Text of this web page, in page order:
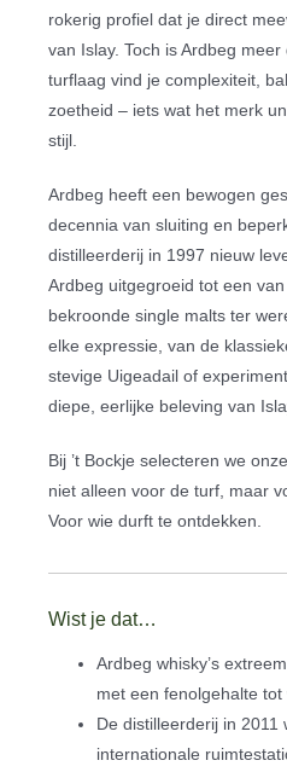
Contact
rokerig profiel dat je direct
van Islay. Toch is Ardbeg
turflaag vind je complexiteit,
zoetheid – iets wat het merk
stijl.
Ardbeg heeft een bewogen
decennia van sluiting en
distilleerderij in 1997 nieuw
Ardbeg uitgegroeid tot een
bekroonde single malts ter
elke expressie, van de
stevige Uigeadail of
diepe, eerlijke beleving van
Bij ’t Bockje selecteren we
niet alleen voor de turf, maar
Voor wie durft te ontdekken.
Wist je dat…
Ardbeg whisky’s
met een fenolgehalte
De distilleerderij in 2011
internationale